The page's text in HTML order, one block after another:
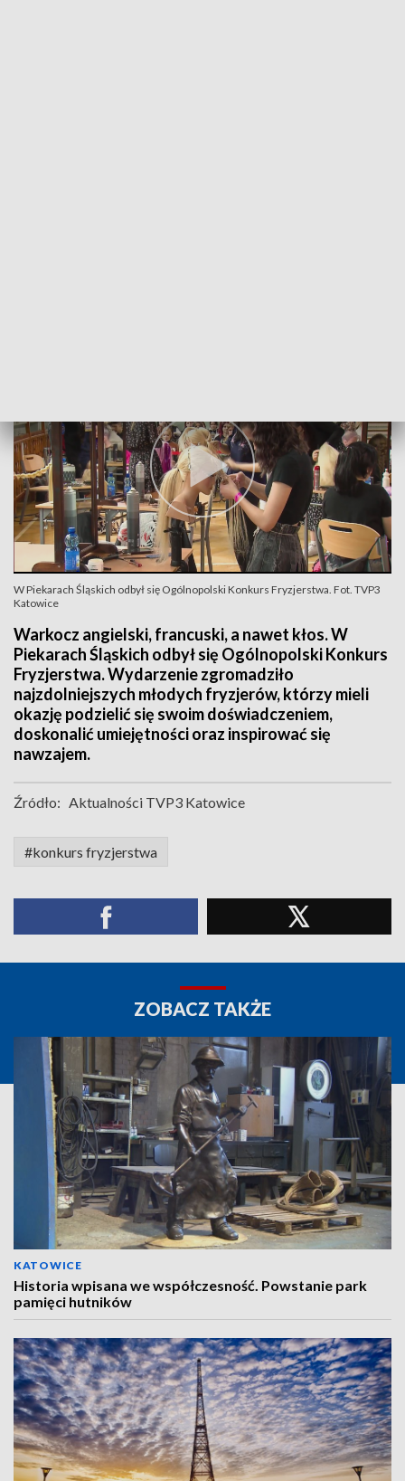
W Piekarach Śląskich odbył się Ogólnopolski Konkurs Fryzjerstwa. Fot. TVP3
Katowice
Warkocz angielski, francuski, a nawet kłos. W
Piekarach Śląskich odbył się Ogólnopolski Konkurs
Fryzjerstwa. Wydarzenie zgromadziło
najzdolniejszych młodych fryzjerów, którzy mieli
okazję podzielić się swoim doświadczeniem,
doskonalić umiejętności oraz inspirować się
nawzajem.
Źródło: Aktualności TVP3 Katowice
#konkurs fryzjerstwa
ZOBACZ TAKŻE
KATOWICE
Historia wpisana we współczesność. Powstanie park
pamięci hutników